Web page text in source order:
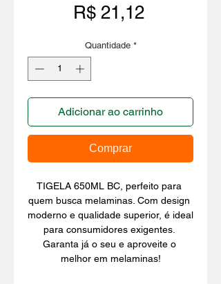
R$ 21,12Preço
Quantidade *
Adicionar ao carrinho
Comprar
TIGELA 650ML BC, perfeito para
quem busca melaminas. Com design
moderno e qualidade superior, é ideal
para consumidores exigentes.
Garanta já o seu e aproveite o
melhor em melaminas!